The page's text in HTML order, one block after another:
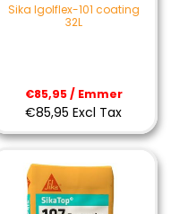
Sika Igolflex-101 coating
32L
€85,95 / Emmer
€85,95 Excl Tax